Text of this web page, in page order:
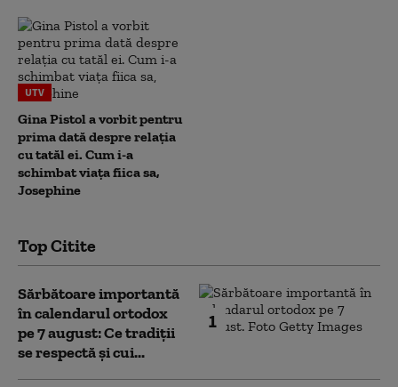
UTV
Gina Pistol a vorbit pentru
prima dată despre relația
cu tatăl ei. Cum i-a
schimbat viața fiica sa,
Josephine
Top Citite
1
Sărbătoare importantă
în calendarul ortodox
pe 7 august: Ce tradiții
se respectă și cui...